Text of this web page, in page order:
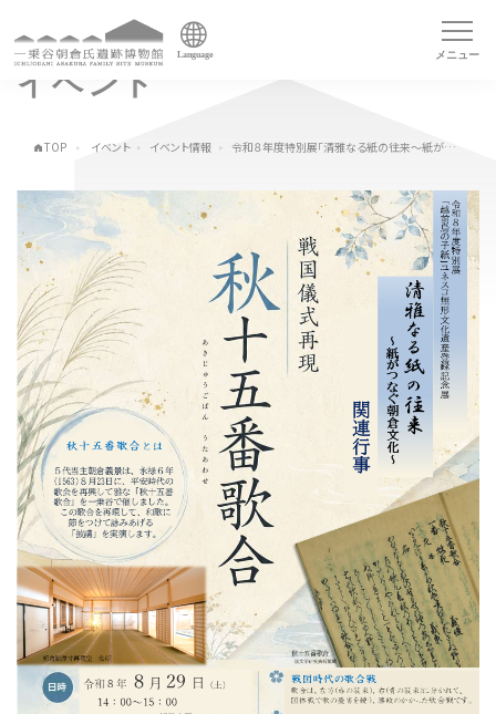
メニュー
Language
トップページ Index
本日の博物館 Today
博物館のご案内 About
遺跡のご紹介 Site
イベント
TOP イベント イベント情報 令和８年度特別展「清雅なる紙の往来～紙がつなぐ朝倉文化～」戦国儀式再現「秋十五番歌合」～戦国歌合戦～